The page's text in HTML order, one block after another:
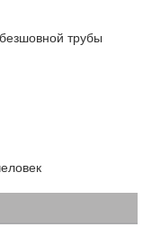
трубы